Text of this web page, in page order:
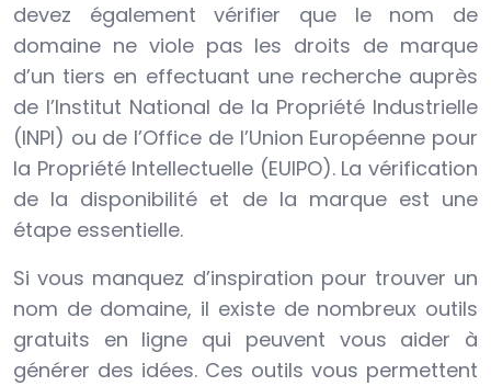
devez également vérifier que le nom de
domaine ne viole pas les droits de marque
d’un tiers en effectuant une recherche auprès
de l’Institut National de la Propriété Industrielle
(INPI) ou de l’Office de l’Union Européenne pour
la Propriété Intellectuelle (EUIPO). La vérification
de la disponibilité et de la marque est une
étape essentielle.
Si vous manquez d’inspiration pour trouver un
nom de domaine, il existe de nombreux outils
gratuits en ligne qui peuvent vous aider à
générer des idées. Ces outils vous permettent